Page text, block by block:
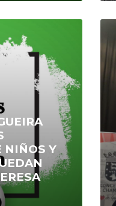
NIÑOS Y
Lee